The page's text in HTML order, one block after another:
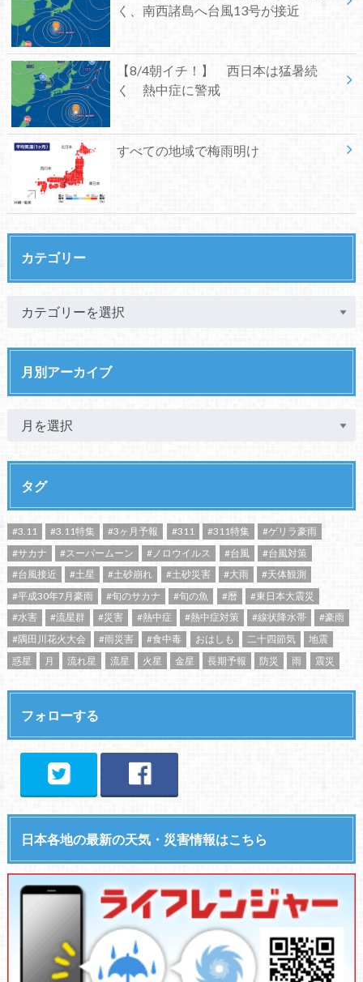
く、南西諸島へ台風13号が接近
【8/4朝イチ！】 西日本は猛暑続
く 熱中症に警戒
すべての地域で梅雨明け
カテゴリー
月別アーカイブ
タグ
#3.11 #3.11特集 #3ヶ月予報 #311 #311特集
#ゲリラ豪雨
#サカナ
#スーパームーン #ノロウイルス #台風
#台風対策
#台風接近
#土星 #土砂崩れ #土砂災害 #大雨
#天体観測
#平成30年7月豪雨
#旬のサカナ #旬の魚 #暦
#東日本大震災
#水害
#流星群 #災害 #熱中症 #熱中症対策 #線状降水帯
#豪雨
#隅田川花火大会
#雨災害 #食中毒 おはしも 二十四節気
地震
惑星
月 流れ星 流星 火星 金星 長期予報 防災 雨 震災
フォローする
日本各地の最新の天気・災害情報はこちら